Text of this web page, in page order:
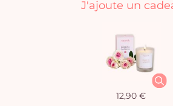
J'ajoute un
12,90 €